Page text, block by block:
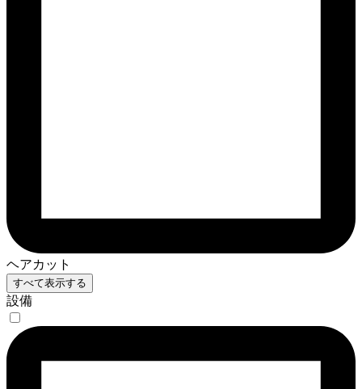
ヘアカット
すべて表示する
設備